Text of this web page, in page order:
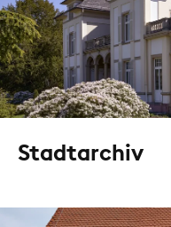
Stadtarchiv